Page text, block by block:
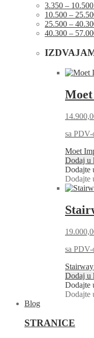
3.350 –
10.500 –
25.500 –
40.300 –
sa PDV-
Moet
Dodaj u
Dodajte
Dodajte
sa PDV-
Dodaj u
Dodajte
Dodajte
Blog
STRANICE